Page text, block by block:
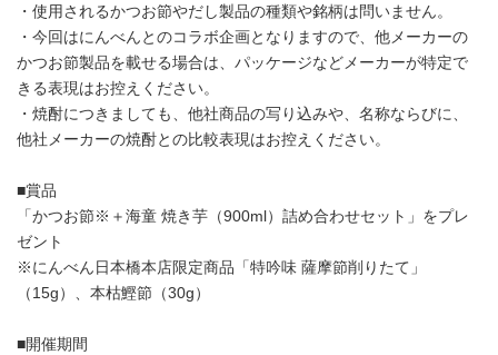
・使用されるかつお節やだし製品の種類や銘柄は問いません。
・今回はにんべんとのコラボ企画となりますので、他メーカーの
かつお節製品を載せる場合は、パッケージなどメーカーが特定で
きる表現はお控えください。
・焼酎につきましても、他社商品の写り込みや、名称ならびに、
他社メーカーの焼酎との比較表現はお控えください。
■賞品
「かつお節※＋海童 焼き芋（900ml）詰め合わせセット」をプレ
ゼント
※にんべん日本橋本店限定商品「特吟味 薩摩節削りたて」
（15g）、本枯鰹節（30g）
■開催期間